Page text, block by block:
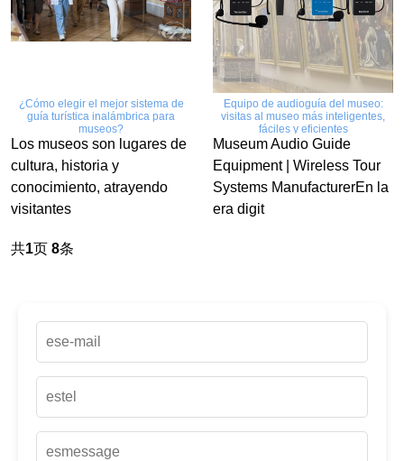
¿Cómo elegir el mejor sistema de
guía turística inalámbrica para
museos?
Los museos son lugares de
cultura, historia y
conocimiento, atrayendo
visitantes
Equipo de audioguía del museo:
visitas al museo más inteligentes,
fáciles y eficientes
Museum Audio Guide
Equipment | Wireless Tour
Systems ManufacturerEn la
era digit
共1页 8条